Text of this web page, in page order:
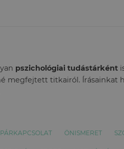
pszichológiai tudástárként
megfejtett titkairól. Írásainkat
PÁRKAPCSOLAT ÖNISMERET